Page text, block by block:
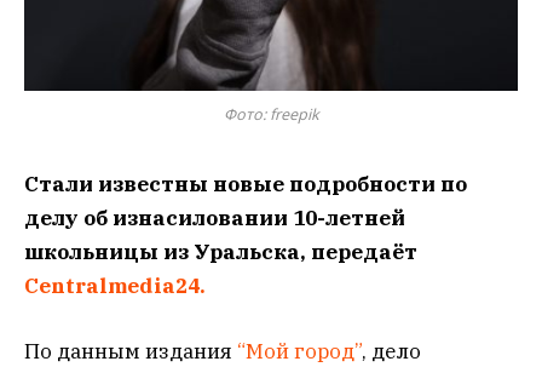
Фото: freepik
Стали известны новые подробности по
делу об изнасиловании 10-летней
школьницы из Уральска, передаёт
Centralmedia24.
По данным издания “Мой город”, дело